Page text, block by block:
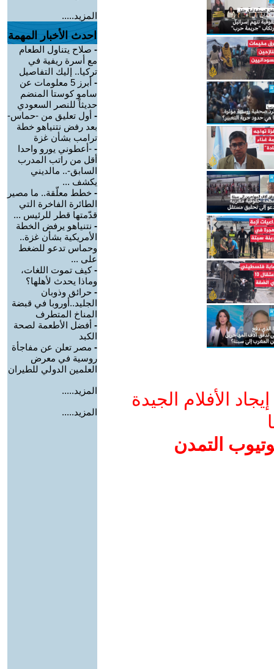
الأفلام الجيدة
التمدن
المزيد.....
احدث الأخبار المهمة
- صلاح يتناول الطعام
مع أسرة ريفية في
تركيا.. إليك التفاصيل
-
أبرز 5 معلومات عن
سامو كوستا المنضم
حديثاً للنصر السعودي
- أول تعليق من -حماس-
بعد رفض نتنياهو خطة
ترامب بشأن غزة
- -أعطوني يورو واحدا
أقل من راتب المدرب
السابق-.. مالديني
يكشف ...
- خطط معلّقة.. ما مصير
الطائرة الفاخرة التي
قدّمتها قطر للرئيس ...
- نتنياهو يرفض الخطة
الأمريكية بشأن غزة..
وحماس تدعو للضغط
على ...
-كيف تموت اللغات،
وماذا يحدث لأهلها؟
- حرائق وذوبان
الجليد..أوروبا في قبضة
المناخ المتطرف
- أفضل الأطعمة لصحة
الكبد
- مصر تعلن عن مفاجأة
روسية في معرض
العلمين الدولي للطيران
المزيد.....
المزيد.....